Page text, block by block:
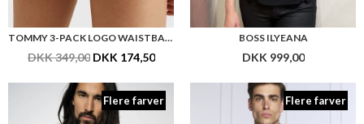
TOMMY 3-PACK LOGO WAISTBAND THONGS
DKK 349,00 DKK 174,50
BOSS ILYEANA
DKK 999,00
Flere farver Flere farver